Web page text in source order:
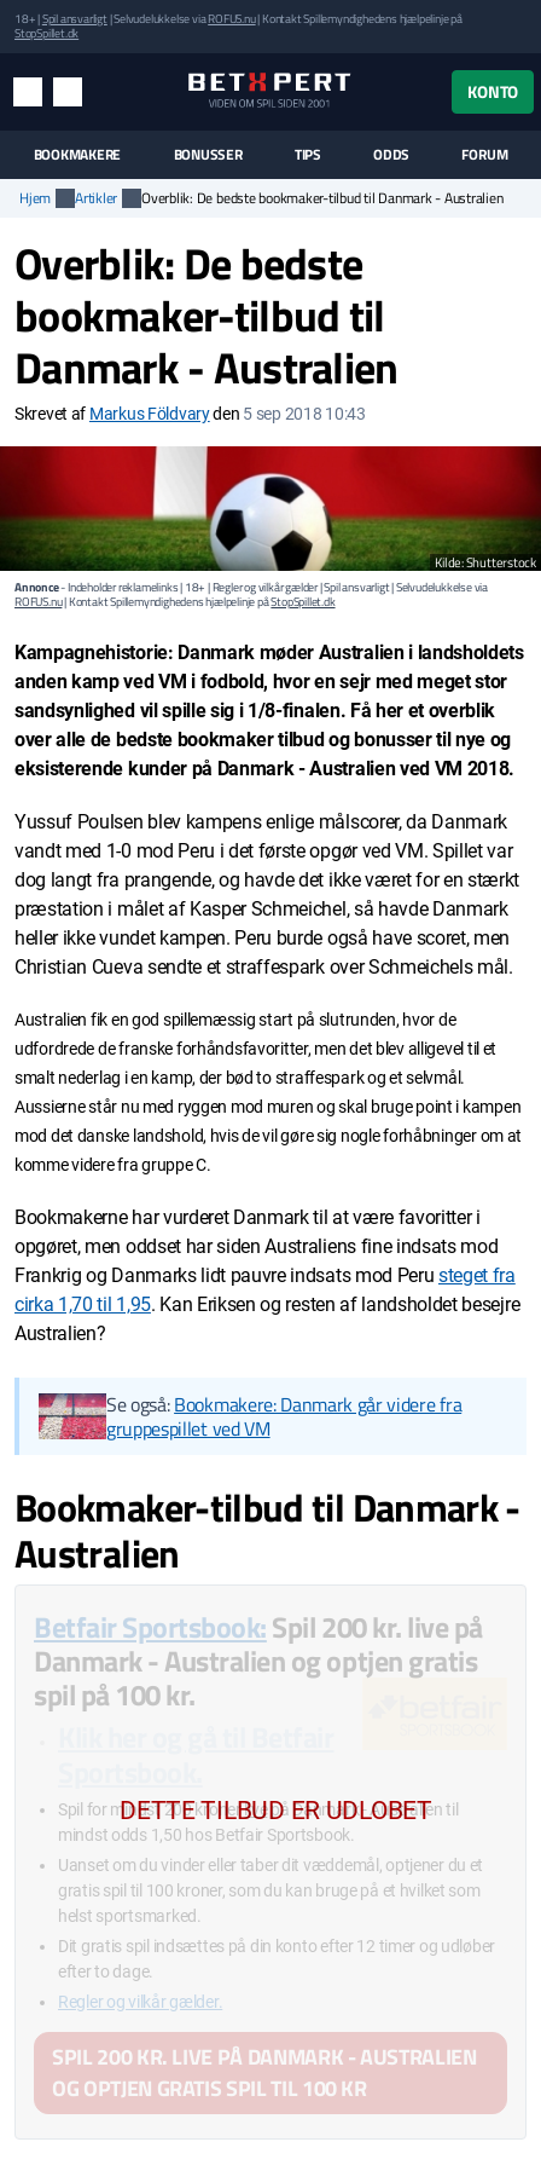
18+ |Spil ansvarligt| Selvudelukkelse viaROFUS.nu| Kontakt Spillemyndighedens hjælpelinje på
StopSpillet.dk
KONTO
MENUEN
BOOKMAKERE BONUSSER TIPS ODDS
FORUM
Hjem
Artikler Overblik: De bedste bookmaker-tilbud til Danmark - Australien
Overblik: De bedste
bookmaker-tilbud til
Danmark - Australien
Skrevet af Markus Földvaryden 5 sep 2018 10:43
Kilde: Shutterstock
Annonce- Indeholder reklamelinks | 18+ | Regler og vilkår gælder | Spil ansvarligt | Selvudelukkelse via
ROFUS.nu| Kontakt Spillemyndighedens hjælpelinje påStopSpillet.dk
Kampagnehistorie: Danmark møder Australien i landsholdets
anden kamp ved VM i fodbold, hvor en sejr med meget stor
sandsynlighed vil spille sig i 1/8-finalen. Få her et overblik
over alle de bedste bookmaker tilbud og bonusser til nye og
eksisterende kunder på Danmark - Australien ved VM 2018.
Yussuf Poulsen blev kampens enlige målscorer, da Danmark
vandt med 1-0 mod Peru i det første opgør ved VM. Spillet var
dog langt fra prangende, og havde det ikke været for en stærkt
præstation i målet af Kasper Schmeichel, så havde Danmark
heller ikke vundet kampen. Peru burde også have scoret, men
Christian Cueva sendte et straffespark over Schmeichels mål.
Australien fik en god spillemæssig start på slutrunden, hvor de
udfordrede de franske forhåndsfavoritter, men det blev alligevel til et
smalt nederlag i en kamp, der bød to straffespark og et selvmål.
Aussierne står nu med ryggen mod muren og skal bruge point i kampen
mod det danske landshold, hvis de vil gøre sig nogle forhåbninger om at
komme videre fra gruppe C.
Bookmakerne har vurderet Danmark til at være favoritter i
opgøret, men oddset har siden Australiens fine indsats mod
Frankrig og Danmarks lidt pauvre indsats mod Peru steget fra
cirka 1,70 til 1,95. Kan Eriksen og resten af landsholdet besejre
Australien?
Se også:Bookmakere: Danmark går videre fra
gruppespillet ved VM
Bookmaker-tilbud til Danmark -
Australien
Betfair Sportsbook:Spil 200 kr. live på
Danmark - Australien og optjen gratis
spil på 100 kr.
Spil for mindst 200 kronerlivepå Danmark - Australien til
mindst odds 1,50 hos Betfair Sportsbook.
Uanset om du vinder eller taber dit væddemål, optjener du et
gratis spil til 100 kroner, som du kan bruge på et hvilket som
helst sportsmarked.
Dit gratis spil indsættes på din konto efter 12 timer og udløber
efter to dage.
Regler og vilkår gælder.
SPIL 200 KR. LIVE PÅ DANMARK - AUSTRALIEN
OG OPTJEN GRATIS SPIL TIL 100 KR